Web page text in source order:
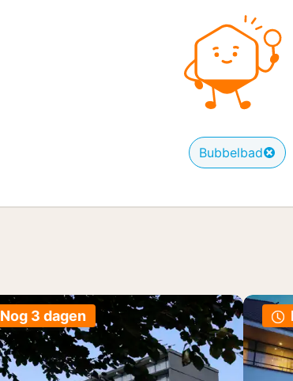
Bubbelbad
Nog 3 dagen